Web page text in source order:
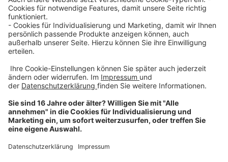
Über uns
Dehner Unternehmen
Jobs bei Dehner